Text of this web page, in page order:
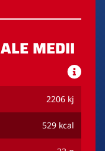
MEDII
2206 kj
529 kcal